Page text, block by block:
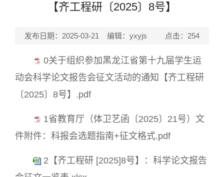
【齐工程研〔2025〕8号】
发布日期：2025-03-21 编辑：yxyjs 点击： 254
0关于组织参加黑龙江省第十九届学生运
动会科学论文报告会征文活动的通知【齐工程研
〔2025〕8号】.pdf
1省教育厅（体卫艺函〔2025〕21号）文
件附件：科报会选题指南+征文格式.pdf
2【齐工程研 [2025]8号】：科学论文报告